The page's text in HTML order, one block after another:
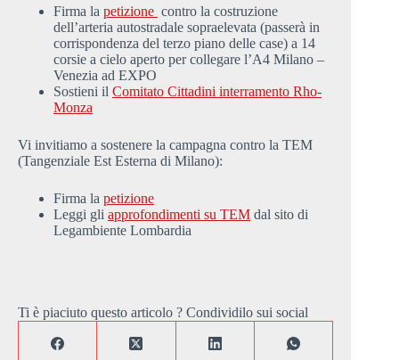
Firma la petizione contro la costruzione
dell’arteria autostradale sopraelevata (passerà in
corrispondenza del terzo piano delle case) a 14
corsie a cielo aperto per collegare l’A4 Milano –
Venezia ad EXPO
Sostieni il Comitato Cittadini interramento Rho-
Monza
Vi invitiamo a sostenere la campagna contro la TEM
(Tangenziale Est Esterna di Milano):
Firma la petizione
Leggi gli approfondimenti su TEM dal sito di
Legambiente Lombardia
Ti è piaciuto questo articolo ? Condividilo sui social